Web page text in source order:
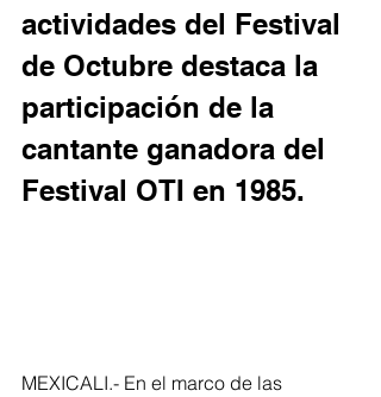
actividades del Festival
de Octubre destaca la
participación de la
cantante ganadora del
Festival OTI en 1985.
MEXICALI.- En el marco de las